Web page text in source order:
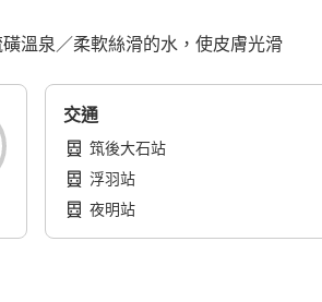
溫泉／柔軟絲滑的水，使皮膚光滑
交通
筑後大石站
浮羽站
夜明站